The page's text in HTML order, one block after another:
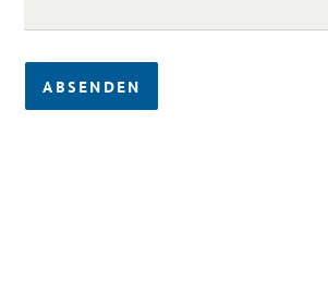
ABSENDEN